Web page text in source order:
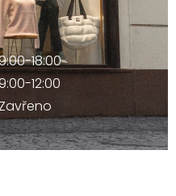
18:00
12:00
Zavřeno